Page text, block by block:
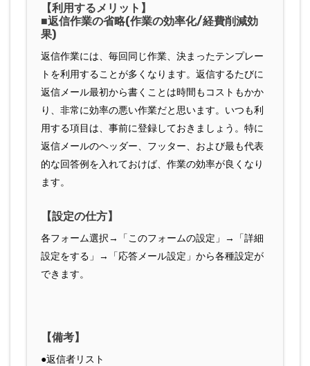
【利用するメリット】
■返信作業の省略(作業の効率化/経費削減効
果)
返信作業には、毎回同じ作業、決まったテンプレー
トを利用することが多くなります。返信するたびに
返信メール最初から書くことは時間もコストもかか
り、非常に効率の悪い作業だと思います。いつも利
用する項目は、事前に登録しておきましょう。特に
返信メールのヘッダー、フッター、および最も代表
的な回答例を入れておけば、作業の効率が良くなり
ます。
【設定の仕方】
各フォーム選択→「このフォームの設定」→「詳細
設定をする」→「応答メール設定」から各種設定が
できます。
【備考】
●返信者リスト